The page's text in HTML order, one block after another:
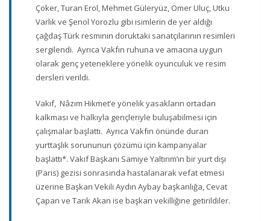
Çoker, Turan Erol, Mehmet Güleryüz, Ömer Uluç, Utku
Varlık ve Şenol Yorozlu gibi isimlerin de yer aldığı
çağdaş Türk resminin doruktaki sanatçılarının resimleri
sergilendi. Ayrıca Vakfın ruhuna ve amacına uygun
olarak genç yeteneklere yönelik oyunculuk ve resim
dersleri verildi.
Vakıf, Nâzım Hikmet’e yönelik yasakların ortadan
kalkması ve halkıyla gençleriyle buluşabilmesi için
çalışmalar başlattı. Ayrıca Vakfın önünde duran
yurttaşlık sorununun çözümü için kampanyalar
başlattı*. Vakıf Başkanı Samiye Yaltırım’ın bir yurt dışı
(Paris) gezisi sonrasında hastalanarak vefat etmesi
üzerine Başkan Vekili Aydın Aybay başkanlığa, Cevat
Çapan ve Tarık Akan ise başkan vekilliğine getirildiler.